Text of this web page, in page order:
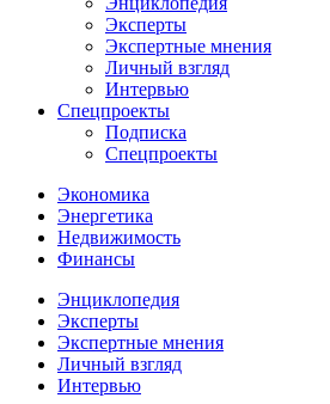
Эксперты
Экспертные мнения
Личный взгляд
Интервью
Спецпроекты
Подписка
Спецпроекты
Экономика
Энергетика
Недвижимость
Финансы
Энциклопедия
Эксперты
Экспертные мнения
Личный взгляд
Интервью